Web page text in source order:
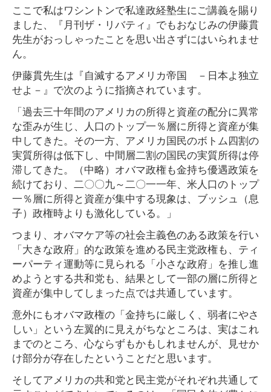
ここで私はワシントンで私達政経塾生にご講義を賜り
ました、『月刊ザ・リバティ』でもおなじみの伊藤貫
先生がおっしゃったことを思い出さずにはいられませ
ん。
伊藤貫先生は『自滅するアメリカ帝国 －日本よ独立
せよ－』で次のように指摘されています。
「過去三十年間のアメリカの所得と資産の配分に異常
な歪みが生じ、人口のトップ一％層に所得と資産が集
中してきた。その一方、アメリカ国民のボトム四割の
実質所得は低下し、中間層二割の国民の実質所得は停
滞してきた。（中略）オバマ政権も金持ち優遇政策を
続けており、二〇〇九～二〇一一年、米人口のトップ
一％層に所得と資産が集中する現象は、ブッシュ（息
子）政権時よりも激化している。」
つまり、オバマケア等の社会主義色のある政策を行い
「大きな政府」的な政策を進める民主党政権も、ティ
ーパーティ運動等に見られる「小さな政府」を推し進
めようとする共和党も、結果として一部の層に所得と
資産が集中してしまった点では共通しています。
意外にもオバマ政権の「金持ちに厳しく、弱者にやさ
しい」という左翼的に見えがちなところは、実はこれ
までのところ、心ならずもかもしれませんが、見せか
け部分が存在したということだと思います。
そしてアメリカの共和党と民主党がそれぞれ共通して